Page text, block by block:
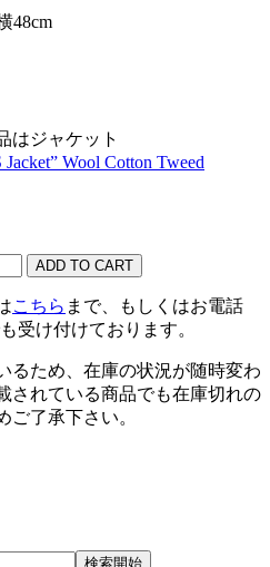
48cm
はジャケット
Wool Cotton Tweed
こちら まで、もしくはお電話
受け付けております。
るため、在庫の状況が随時変わ
されている商品でも在庫切れの
ご了承下さい。